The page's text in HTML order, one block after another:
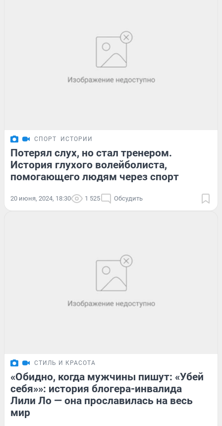
СПОРТ ИСТОРИИ
Потерял слух, но стал тренером.
История глухого волейболиста,
помогающего людям через спорт
20 июня, 2024, 18:30 1 525 Обсудить
СТИЛЬ И КРАСОТА
«Обидно, когда мужчины пишут: «Убей
себя»»: история блогера-инвалида
Лили Ло — она прославилась на весь
мир